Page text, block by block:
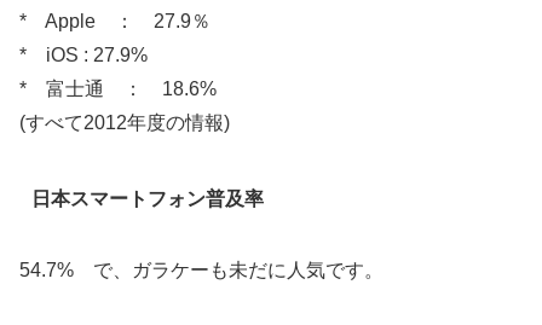
* Apple ： 27.9％
* iOS : 27.9%
* 富士通 ： 18.6%
(すべて2012年度の情報)
日本スマートフォン普及率
54.7% で、ガラケーも未だに人気です。